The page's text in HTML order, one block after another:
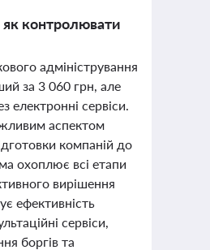
як контролювати
адміністрування
за 3 060 грн, але
електронні сервіси.
аспектом
компаній до
охоплює всі етапи
вирішення
ефективність
сервіси,
боргів та